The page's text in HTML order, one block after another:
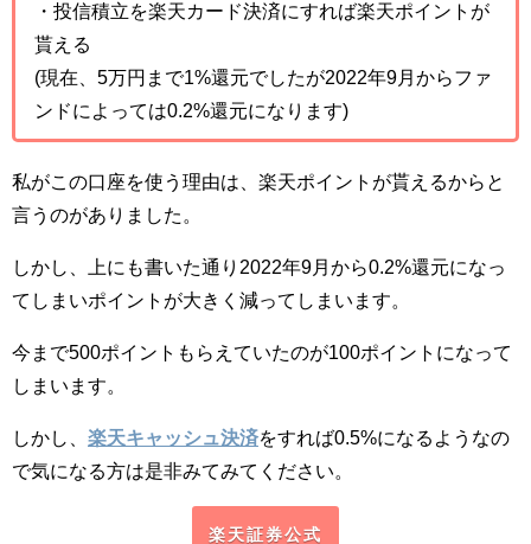
・投信積立を楽天カード決済にすれば楽天ポイントが
貰える
(現在、5万円まで1%還元でしたが2022年9月からファ
ンドによっては0.2%還元になります)
私がこの口座を使う理由は、楽天ポイントが貰えるからと
言うのがありました。
しかし、上にも書いた通り2022年9月から0.2%還元になっ
てしまいポイントが大きく減ってしまいます。
今まで500ポイントもらえていたのが100ポイントになって
しまいます。
しかし、 楽天キャッシュ決済をすれば0.5%になるようなの
で気になる方は是非みてみてください。
楽天証券公式